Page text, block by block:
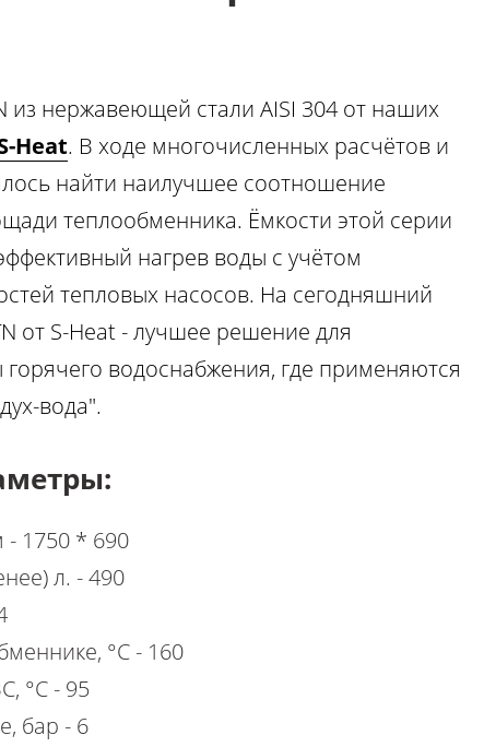
из нержавеющей стали AISI 304 от наших
Heat. В ходе многочисленных расчётов и
найти наилучшее соотношение
теплообменника. Ёмкости этой серии
нагрев воды с учётом
тепловых насосов. На сегодняшний
от S-Heat - лучшее решение для
водоснабжения, где применяются
вода".
- 1750 * 690
л. - 490
°С - 160
°С - 95
бар - 6